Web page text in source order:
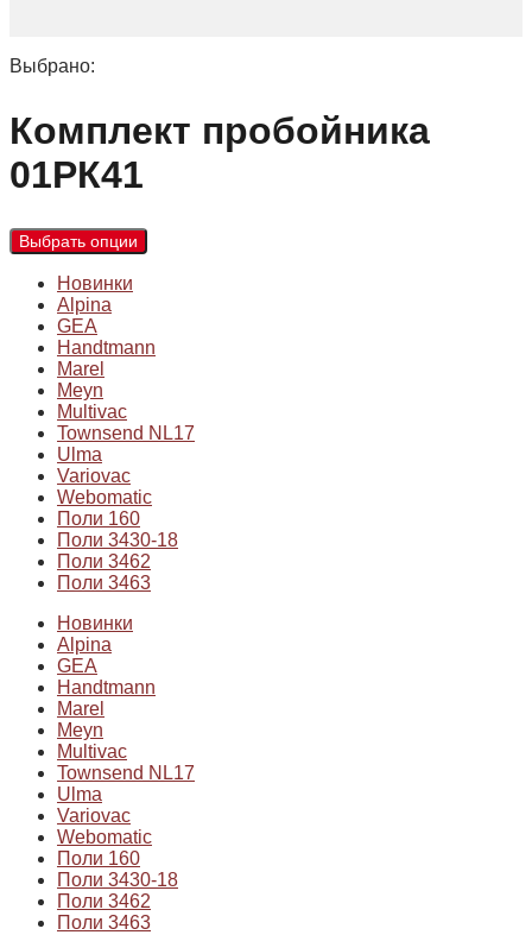
Выбрано:
Комплект пробойника
01РК41
Выбрать опции
Новинки
Alpina
GEA
Handtmann
Marel
Meyn
Multivac
Townsend NL17
Ulma
Variovac
Webomatic
Поли 160
Поли 3430-18
Поли 3462
Поли 3463
Новинки
Alpina
GEA
Handtmann
Marel
Meyn
Multivac
Townsend NL17
Ulma
Variovac
Webomatic
Поли 160
Поли 3430-18
Поли 3462
Поли 3463